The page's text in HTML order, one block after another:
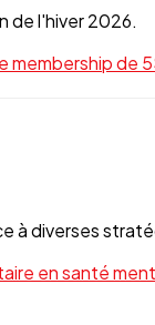
de l'hiver 2026.
membership de
à diverses
en santé